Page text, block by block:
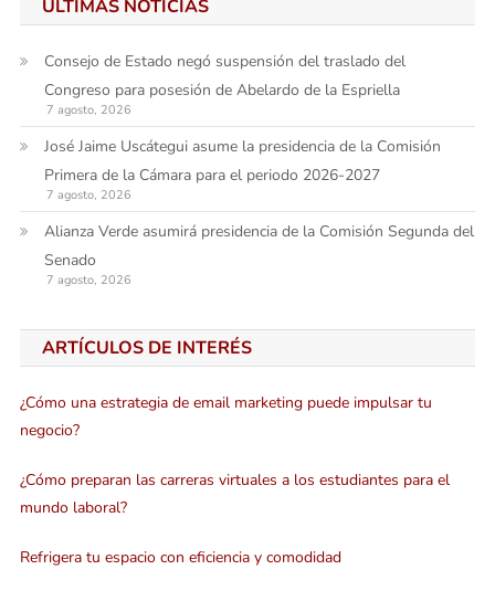
ÚLTIMAS NOTICIAS
Consejo de Estado negó suspensión del traslado del
Congreso para posesión de Abelardo de la Espriella
7 agosto, 2026
José Jaime Uscátegui asume la presidencia de la Comisión
Primera de la Cámara para el periodo 2026-2027
7 agosto, 2026
Alianza Verde asumirá presidencia de la Comisión Segunda del
Senado
7 agosto, 2026
ARTÍCULOS DE INTERÉS
¿Cómo una estrategia de email marketing puede impulsar tu
negocio?
¿Cómo preparan las carreras virtuales a los estudiantes para el
mundo laboral?
Refrigera tu espacio con eficiencia y comodidad